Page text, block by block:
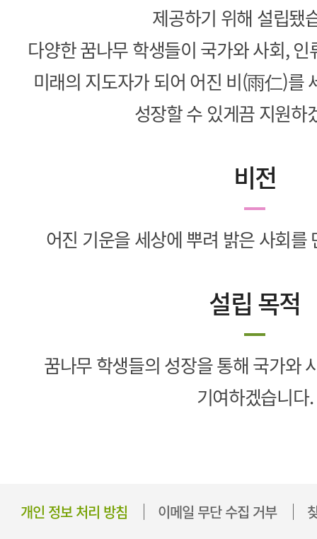
제공하기 위해 설립됐
다양한 꿈나무 학생들이 국가와 사회,
미래의 지도자가 되어 어진 비(雨仁)를
성장할 수 있게끔 지원하
비전
어진 기운을 세상에 뿌려 밝은 사회를
설립 목적
꿈나무 학생들의 성장을 통해 국가와
기여하겠습니다.
개인 정보 처리 방침 이메일 무단 수집 거부